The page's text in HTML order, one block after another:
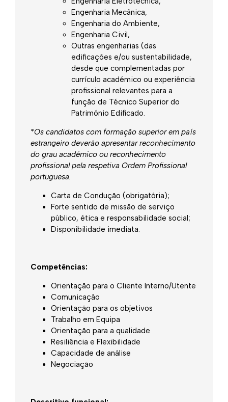
Engenharia Mecânica,
Engenharia do Ambiente,
Engenharia Civil,
Outras engenharias (das
edificações e/ou sustentabilidade,
desde que complementadas por
currículo académico ou experiência
profissional relevantes para a
função de Técnico Superior do
Património Edificado.
*Os candidatos com formação superior em país
estrangeiro deverão apresentar reconhecimento
do grau académico ou reconhecimento
profissional pela respetiva Ordem Profissional
portuguesa.
Carta de Condução (obrigatória);
Forte sentido de missão de serviço
público, ética e responsabilidade social;
Disponibilidade imediata.
Competências:
Orientação para o Cliente Interno/Utente
Comunicação
Orientação para os objetivos
Trabalho em Equipa
Orientação para a qualidade
Resiliência e Flexibilidade
Capacidade de análise
Negociação